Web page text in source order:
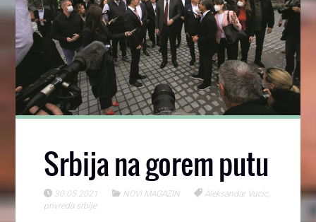
Srbija na gorem putu
30.05.2021 NOVI MAGAZIN Aleksandar Vucic,
privreda srbije